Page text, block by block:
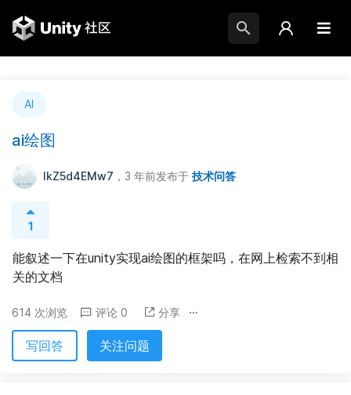
AI
ai绘图
IkZ5d4EMw7 ，3 年前发布于 技术问答
1
能叙述一下在unity实现ai绘图的框架吗，在网上检索不到相
关的文档
614 次浏览 评论 0 分享
写回答 关注问题